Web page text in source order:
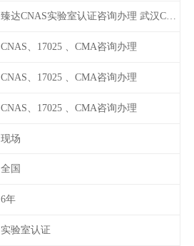
臻达CNAS实验室认证咨询办理 武汉CNAS实验室认可办理
CNAS、17025 、CMA咨询办理
CNAS、17025 、CMA咨询办理
CNAS、17025 、CMA咨询办理
现场
全国
6年
实验室认证